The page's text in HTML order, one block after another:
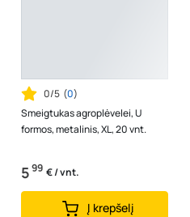
0/5 (0)
Smeigtukas agroplėvelei, U
formos, metalinis, XL, 20 vnt.
599 € / vnt.
Į krepšelį